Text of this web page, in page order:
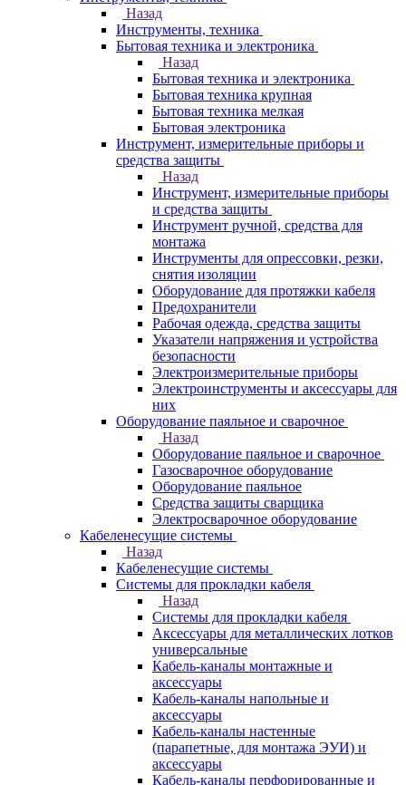
Назад
Инструменты, техника
Бытовая техника и электроника
Назад
Бытовая техника и электроника
Бытовая техника крупная
Бытовая техника мелкая
Бытовая электроника
Инструмент, измерительные приборы и
средства защиты
Назад
Инструмент, измерительные приборы
и средства защиты
Инструмент ручной, средства для
монтажа
Инструменты для опрессовки, резки,
снятия изоляции
Оборудование для протяжки кабеля
Предохранители
Рабочая одежда, средства защиты
Указатели напряжения и устройства
безопасности
Электроизмерительные приборы
Электроинструменты и аксессуары для
них
Оборудование паяльное и сварочное
Назад
Оборудование паяльное и сварочное
Газосварочное оборудование
Оборудование паяльное
Средства защиты сварщика
Электросварочное оборудование
Кабеленесущие системы
Назад
Кабеленесущие системы
Системы для прокладки кабеля
Назад
Системы для прокладки кабеля
Аксессуары для металлических лотков
универсальные
Кабель-каналы монтажные и
аксессуары
Кабель-каналы напольные и
аксессуары
Кабель-каналы настенные
(парапетные, для монтажа ЭУИ) и
аксессуары
Кабель-каналы перфорированные и